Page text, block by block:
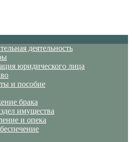
деятельность
юридического лица
и пособие
брака
имущества
и опека